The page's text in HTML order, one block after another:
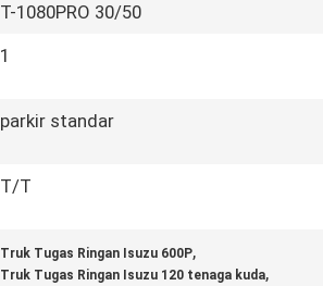
T-1080PRO 30/50
1
parkir standar
T/T
Truk Tugas Ringan Isuzu 600P,
Truk Tugas Ringan Isuzu 120 tenaga kuda,